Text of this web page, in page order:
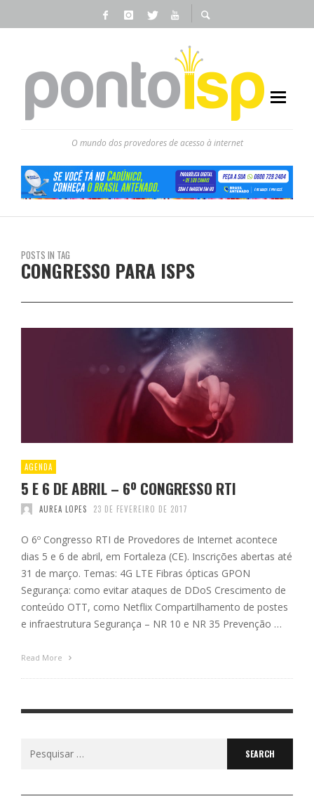
O mundo dos provedores de acesso à internet
POSTS IN TAG
CONGRESSO PARA ISPS
AGENDA
5 E 6 DE ABRIL – 6º CONGRESSO RTI
AUREA LOPES 23 DE FEVEREIRO DE 2017
O 6º Congresso RTI de Provedores de Internet acontece
dias 5 e 6 de abril, em Fortaleza (CE). Inscrições abertas até
31 de março. Temas: 4G LTE Fibras ópticas GPON
Segurança: como evitar ataques de DDoS Crescimento de
conteúdo OTT, como Netflix Compartilhamento de postes
e infraestrutura Segurança – NR 10 e NR 35 Prevenção …
Read More